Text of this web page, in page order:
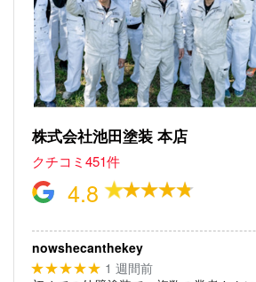
株式会社池田塗装 本店
クチコミ451件
4.8
nowshecanthekey
★★★★★ 1 週間前